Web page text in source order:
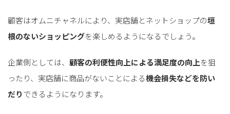
顧客はオムニチャネルにより、実店舗とネットショップの垣
根のないショッピングを楽しめるようになるでしょう。
企業側としては、 顧客の利便性向上による満足度の向上を狙
ったり、実店舗に商品がないことによる機会損失などを防い
だりできるようになります。